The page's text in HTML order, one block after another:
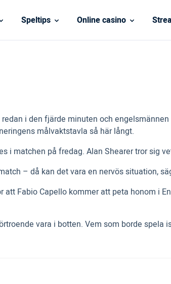
Speltips Online casino
i den fjärde minuten och
målvaktstavla så här långt.
i matchen på fredag. Alan Shearer tror sig
– då kan det vara en nervös situation,
Fabio Capello kommer att peta honom i
vara i botten. Vem som borde spela